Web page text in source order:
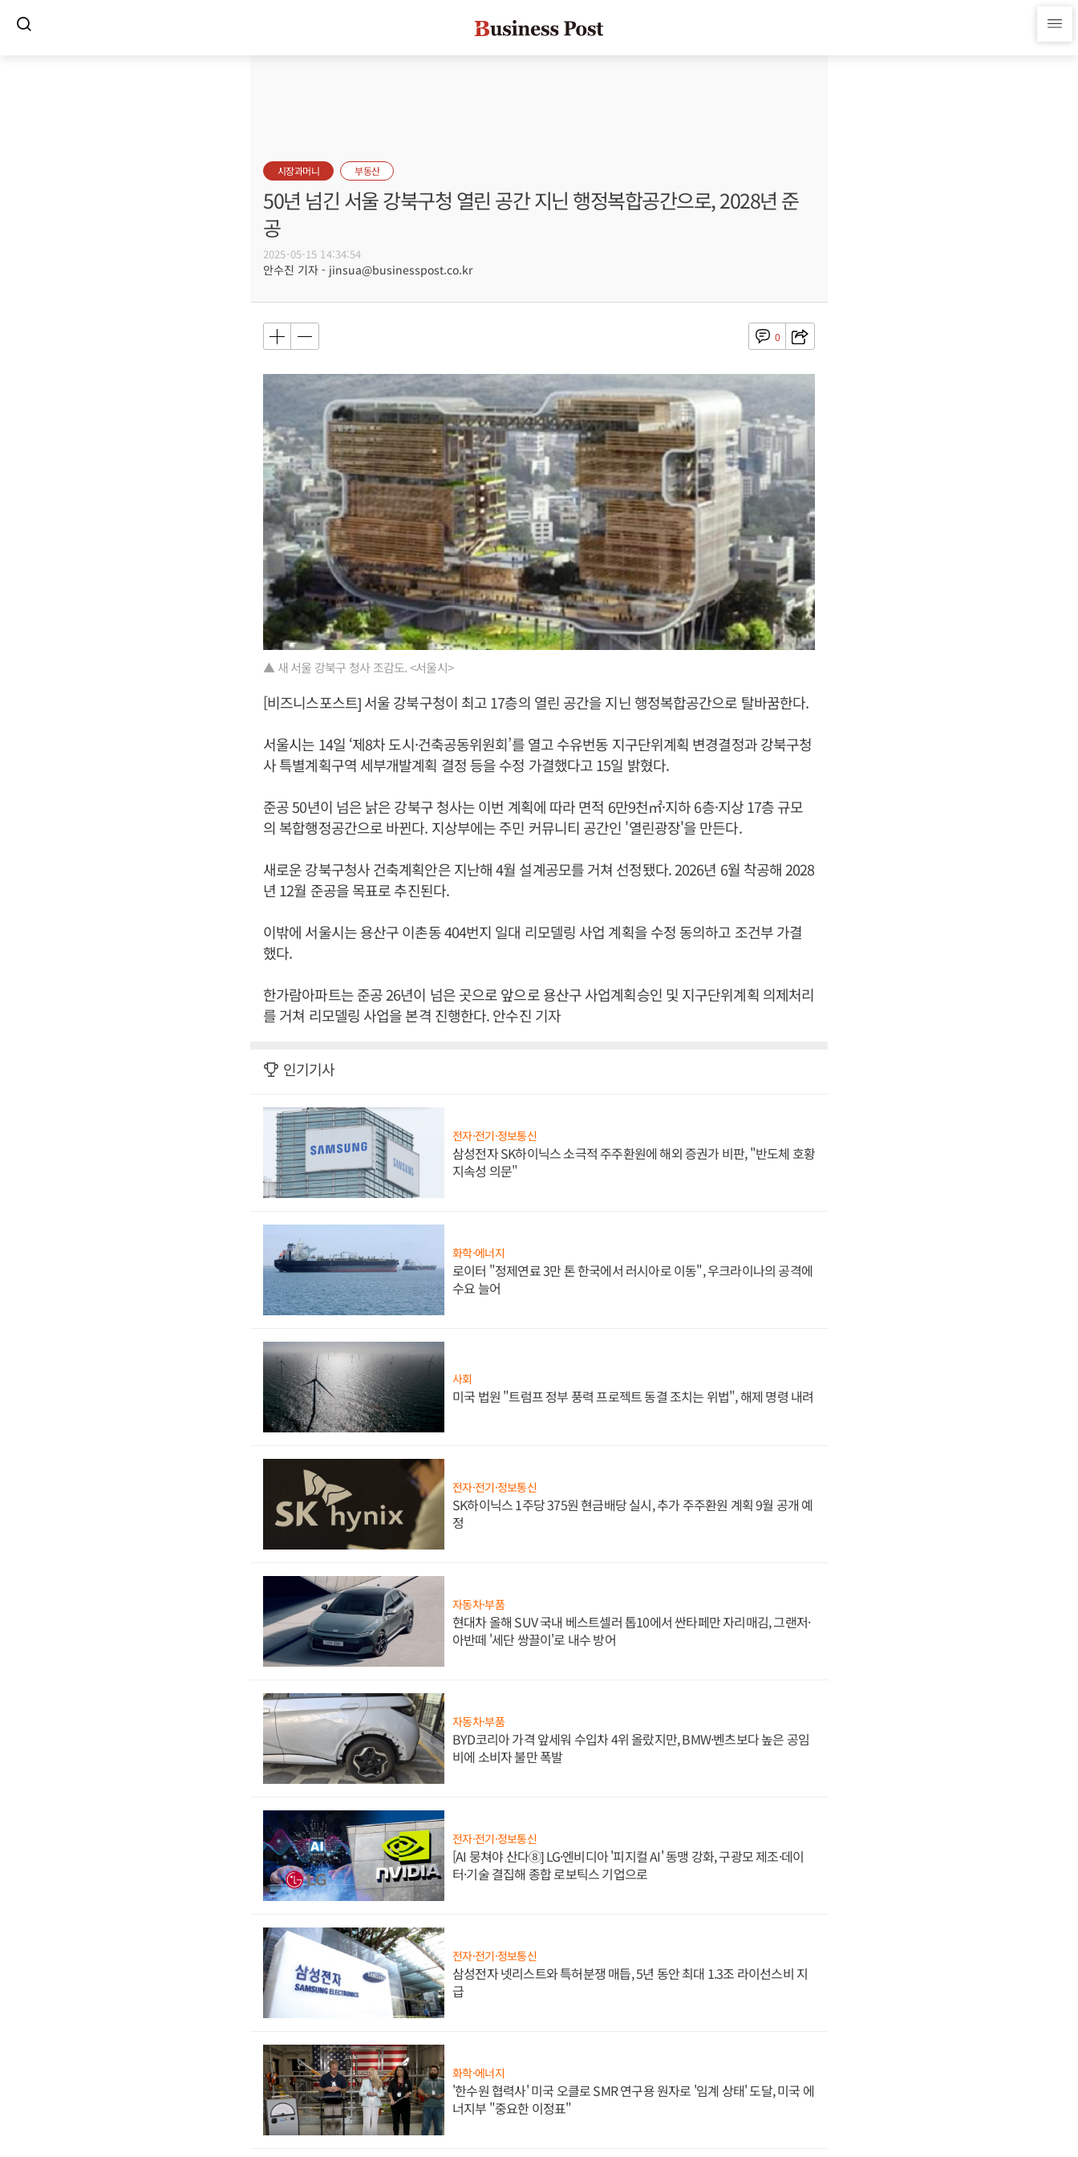
시장과머니 부동산
50년 넘긴 서울 강북구청 열린 공간 지닌 행정복합공간으로, 2028년 준
공
2025-05-15 14:34:54
안수진 기자 - jinsua@businesspost.co.kr
0
▲ 새 서울 강북구 청사 조감도. <서울시>
[비즈니스포스트] 서울 강북구청이 최고 17층의 열린 공간을 지닌 행정복합공간으로 탈바꿈한다.
서울시는 14일 ‘제8차 도시·건축공동위원회’를 열고 수유번동 지구단위계획 변경결정과 강북구청
사 특별계획구역 세부개발계획 결정 등을 수정 가결했다고 15일 밝혔다.
준공 50년이 넘은 낡은 강북구 청사는 이번 계획에 따라 면적 6만9천㎡·지하 6층·지상 17층 규모
의 복합행정공간으로 바뀐다. 지상부에는 주민 커뮤니티 공간인 '열린광장'을 만든다.
새로운 강북구청사 건축계획안은 지난해 4월 설계공모를 거쳐 선정됐다. 2026년 6월 착공해 2028
년 12월 준공을 목표로 추진된다.
이밖에 서울시는 용산구 이촌동 404번지 일대 리모델링 사업 계획을 수정 동의하고 조건부 가결
했다.
한가람아파트는 준공 26년이 넘은 곳으로 앞으로 용산구 사업계획승인 및 지구단위계획 의제처리
를 거쳐 리모델링 사업을 본격 진행한다. 안수진 기자
인기기사
전자·전기·정보통신
삼성전자 SK하이닉스 소극적 주주환원에 해외 증권가 비판, "반도체 호황
지속성 의문"
화학·에너지
로이터 "정제연료 3만 톤 한국에서 러시아로 이동", 우크라이나의 공격에
수요 늘어
사회
미국 법원 "트럼프 정부 풍력 프로젝트 동결 조치는 위법", 해제 명령 내려
전자·전기·정보통신
SK하이닉스 1주당 375원 현금배당 실시, 추가 주주환원 계획 9월 공개 예
정
자동차·부품
현대차 올해 SUV 국내 베스트셀러 톱10에서 싼타페만 자리매김, 그랜저·
아반떼 '세단 쌍끌이'로 내수 방어
자동차·부품
BYD코리아 가격 앞세워 수입차 4위 올랐지만, BMW·벤츠보다 높은 공임
비에 소비자 불만 폭발
전자·전기·정보통신
[AI 뭉쳐야 산다⑧] LG·엔비디아 '피지컬 AI' 동맹 강화, 구광모 제조·데이
터·기술 결집해 종합 로보틱스 기업으로
전자·전기·정보통신
삼성전자 넷리스트와 특허분쟁 매듭, 5년 동안 최대 1.3조 라이선스비 지
급
화학·에너지
'한수원 협력사' 미국 오클로 SMR 연구용 원자로 '임계 상태' 도달, 미국 에
너지부 "중요한 이정표"